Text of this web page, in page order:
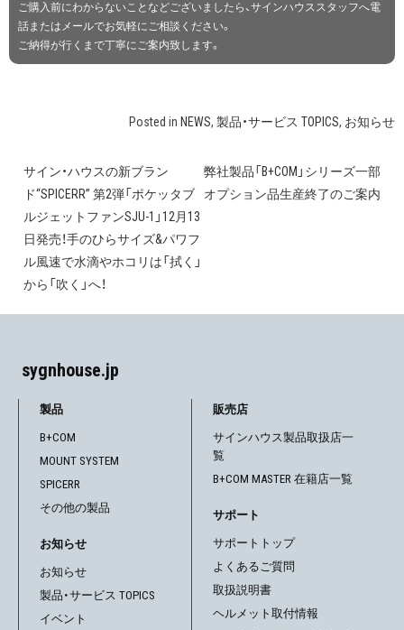
ご購入前にわからないことなどございましたら、サインハウススタッフへ電
話またはメールでお気軽にご相談ください。
ご納得が行くまで丁寧にご案内致します。
Posted in NEWS, 製品・サービス TOPICS, お知らせ
投
稿
ナ
ビ
ゲ
ョ
ン
サイン・ハウスの新ブラン
ド“SPICERR” 第2弾「ポケッタブ
ルジェットファンSJU-1」12月13
日発売！手のひらサイズ&パワフ
ル風速で水滴やホコリは「拭く」
から「吹く」へ！
弊社製品「B+COM」シリーズ一部
オプション品生産終了のご案内
sygnhouse.jp
製品
B+COM
MOUNT SYSTEM
SPICERR
その他の製品
お知らせ
お知らせ
製品・サービス TOPICS
イベント
販売店
サインハウス製品取扱店一
覧
B+COM MASTER 在籍店一覧
サポート
サポートトップ
よくあるご質問
取扱説明書
ヘルメット取付情報